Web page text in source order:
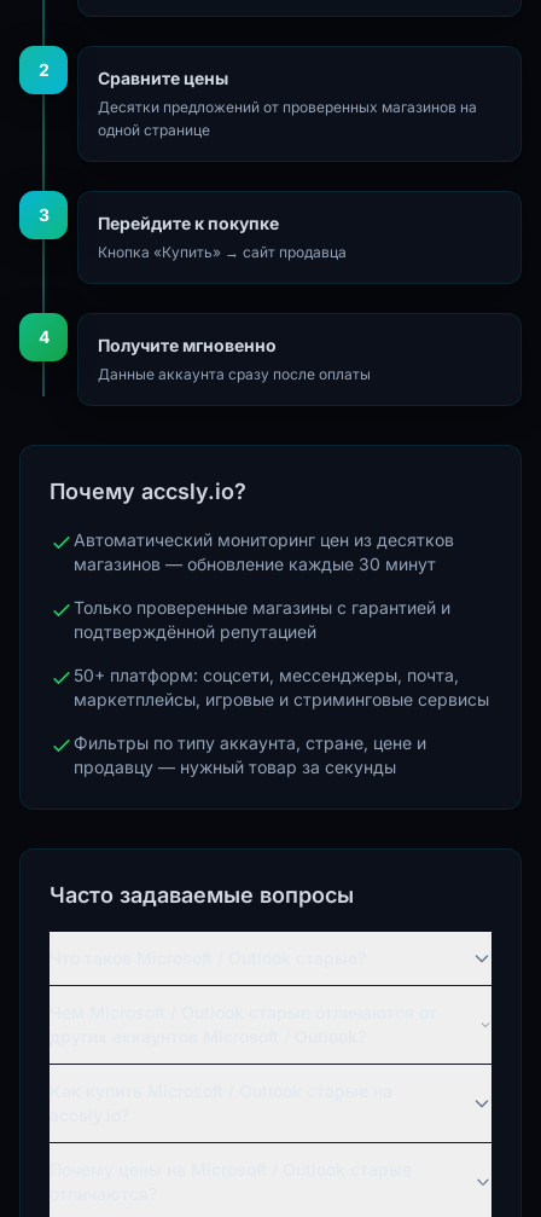
2 Сравните цены
Десятки предложений от проверенных магазинов на
одной странице
3 Перейдите к покупке
Кнопка «Купить» → сайт продавца
4 Получите мгновенно
Данные аккаунта сразу после оплаты
Почему accsly.io?
Автоматический мониторинг цен из десятков
магазинов — обновление каждые 30 минут
Только проверенные магазины с гарантией и
подтверждённой репутацией
50+ платформ: соцсети, мессенджеры, почта,
маркетплейсы, игровые и стриминговые сервисы
Фильтры по типу аккаунта, стране, цене и
продавцу — нужный товар за секунды
Часто задаваемые вопросы